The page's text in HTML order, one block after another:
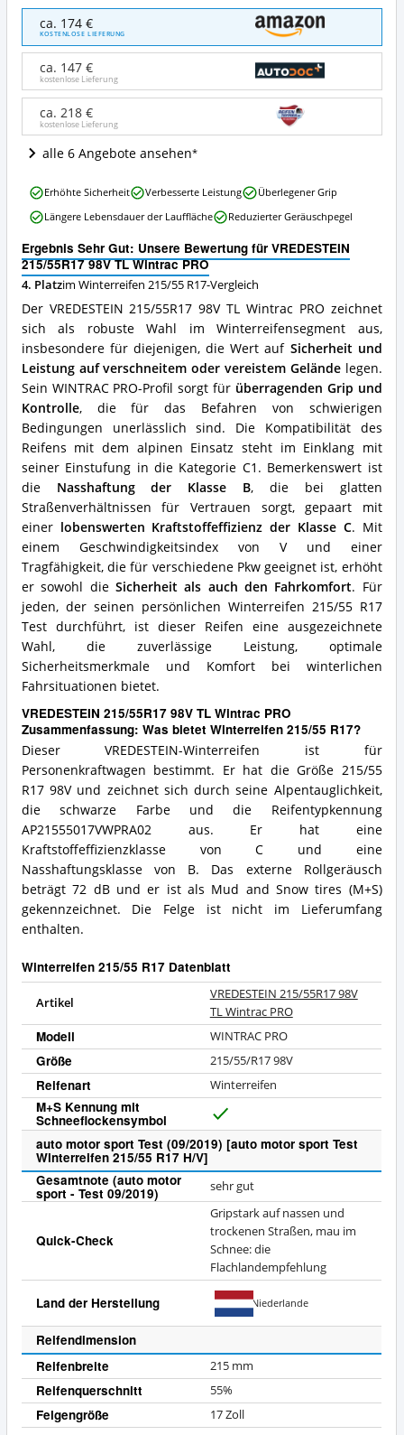
VREDESTEIN
215/55R17
98V
Wintrac
PRO
Angebote:
ist
Winterreifen
R17
erhältlich?
ca. 174 €
KOSTENLOSE LIEFERUNG
ca. 147 €
kostenlose Lieferung
ca. 218 €
kostenlose Lieferung
alle 6 Angebote ansehen
Ergebnis Sehr Gut: Unsere Bewertung für VREDESTEIN
215/55R17 98V TL Wintrac PRO
4. Platzim Winterreifen 215/55 R17-Vergleich
Der VREDESTEIN 215/55R17 98V TL Wintrac PRO zeichnet
sich als robuste Wahl im Winterreifensegment aus,
insbesondere für diejenigen, die Wert auf Sicherheit und
Leistung auf verschneitem oder vereistem Geländelegen.
Sein WINTRAC PRO-Profil sorgt für überragenden Grip und
Kontrolle, die für das Befahren von schwierigen
Bedingungen unerlässlich sind. Die Kompatibilität des
Reifens mit dem alpinen Einsatz steht im Einklang mit
seiner Einstufung in die Kategorie C1. Bemerkenswert ist
die Nasshaftung der Klasse B, die bei glatten
Straßenverhältnissen für Vertrauen sorgt, gepaart mit
einer
lobenswerten Kraftstoffeffizienz der Klasse C. Mit
einem Geschwindigkeitsindex von V und einer
Tragfähigkeit, die für verschiedene Pkw geeignet ist, erhöht
er sowohl die Sicherheit als auch den Fahrkomfort. Für
jeden, der seinen persönlichen Winterreifen 215/55 R17
Test durchführt, ist dieser Reifen eine ausgezeichnete
Wahl, die zuverlässige Leistung, optimale
Sicherheitsmerkmale und Komfort bei winterlichen
Fahrsituationen bietet.
VREDESTEIN 215/55R17 98V TL Wintrac PRO
Zusammenfassung: Was bietet Winterreifen 215/55 R17?
Dieser VREDESTEIN-Winterreifen ist für
Personenkraftwagen bestimmt. Er hat die Größe 215/55
R17 98V und zeichnet sich durch seine Alpentauglichkeit,
die schwarze Farbe und die Reifentypkennung
AP21555017VWPRA02 aus. Er hat eine
Kraftstoffeffizienzklasse von C und eine
Nasshaftungsklasse von B. Das externe Rollgeräusch
beträgt 72 dB und er ist als Mud and Snow tires (M+S)
gekennzeichnet. Die Felge ist nicht im Lieferumfang
enthalten.
Winterreifen 215/55 R17 Datenblatt
Artikel
VREDESTEIN 215/55R17 98V
TL Wintrac PRO
Modell WINTRAC PRO
Größe 215/55/R17 98V
Reifenart Winterreifen
M+S Kennung mit
Schneeflockensymbol
a
auto motor sport Test (09/2019) [auto motor sport Test
Winterreifen 215/55 R17 H/V]
Gesamtnote (auto motor
sport - Test 09/2019) sehr gut
Quick-Check
Gripstark auf nassen und
trockenen Straßen, mau im
Schnee: die
Flachlandempfehlung
Land der Herstellung Niederlande
Reifendimension
Reifenbreite
215 mm
Reifenquerschnitt 55%
Felgengröße 17 Zoll
VREDESTEIN
215/55R17
98V
Wintrac
PRO
Vorteile:
Was
spricht
für
Winterreifen
215/55
R17?
Erhöhte Sicherheit Verbesserte Leistung
Überlegener Grip
Längere Lebensdauer der Lauffläche
Reduzierter Geräuschpegel